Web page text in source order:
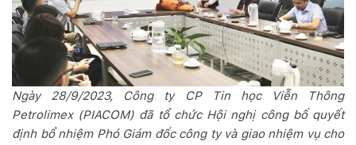
Ngày 28/9/2023, Công ty CP Tin học Viễn Thông
Petrolimex (PIACOM) đã tổ chức Hội nghị công bố quyết
định bổ nhiệm Phó Giám đốc công ty và giao nhiệm vụ cho